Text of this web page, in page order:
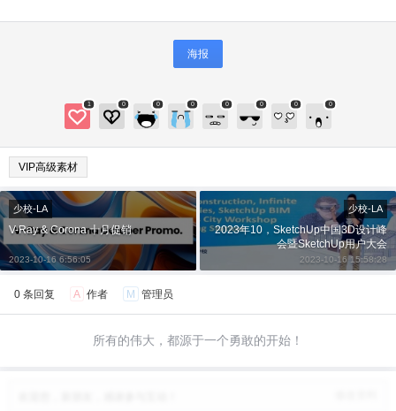
海报
1 0 0 0 0 0 0 0
VIP高级素材
少校-LA
V-Ray & Corona 十月促销
2023-10-16 6:56:05
少校-LA
2023年10，SketchUp中国3D设计峰
会暨SketchUp用户大会
2023-10-16 15:58:28
0 条回复 A 作者 M 管理员
所有的伟大，都源于一个勇敢的开始！